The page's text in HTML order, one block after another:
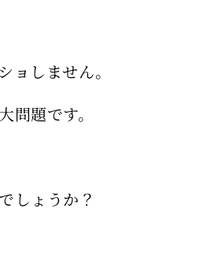
ョしません。
題です。
しょうか？